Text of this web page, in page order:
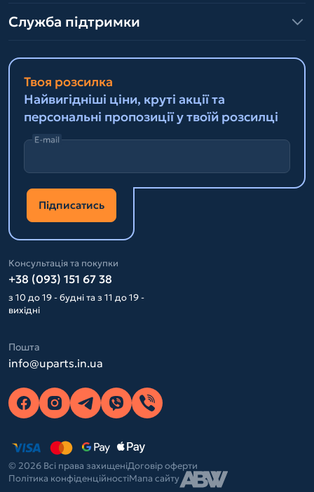
Служба підтримки
Твоя розсилка
Найвигідніші ціни, круті акції та
персональні пропозиції у твоїй розсилці
E-mail
Підписатись
Консультація та покупки
+38 (093) 151 67 38
з 10 до 19 - будні та з 11 до 19 -
вихідні
Пошта
info@uparts.in.ua
© 2026 Всі права захищеніДоговір оферти
Політика конфіденційностіМапа сайту